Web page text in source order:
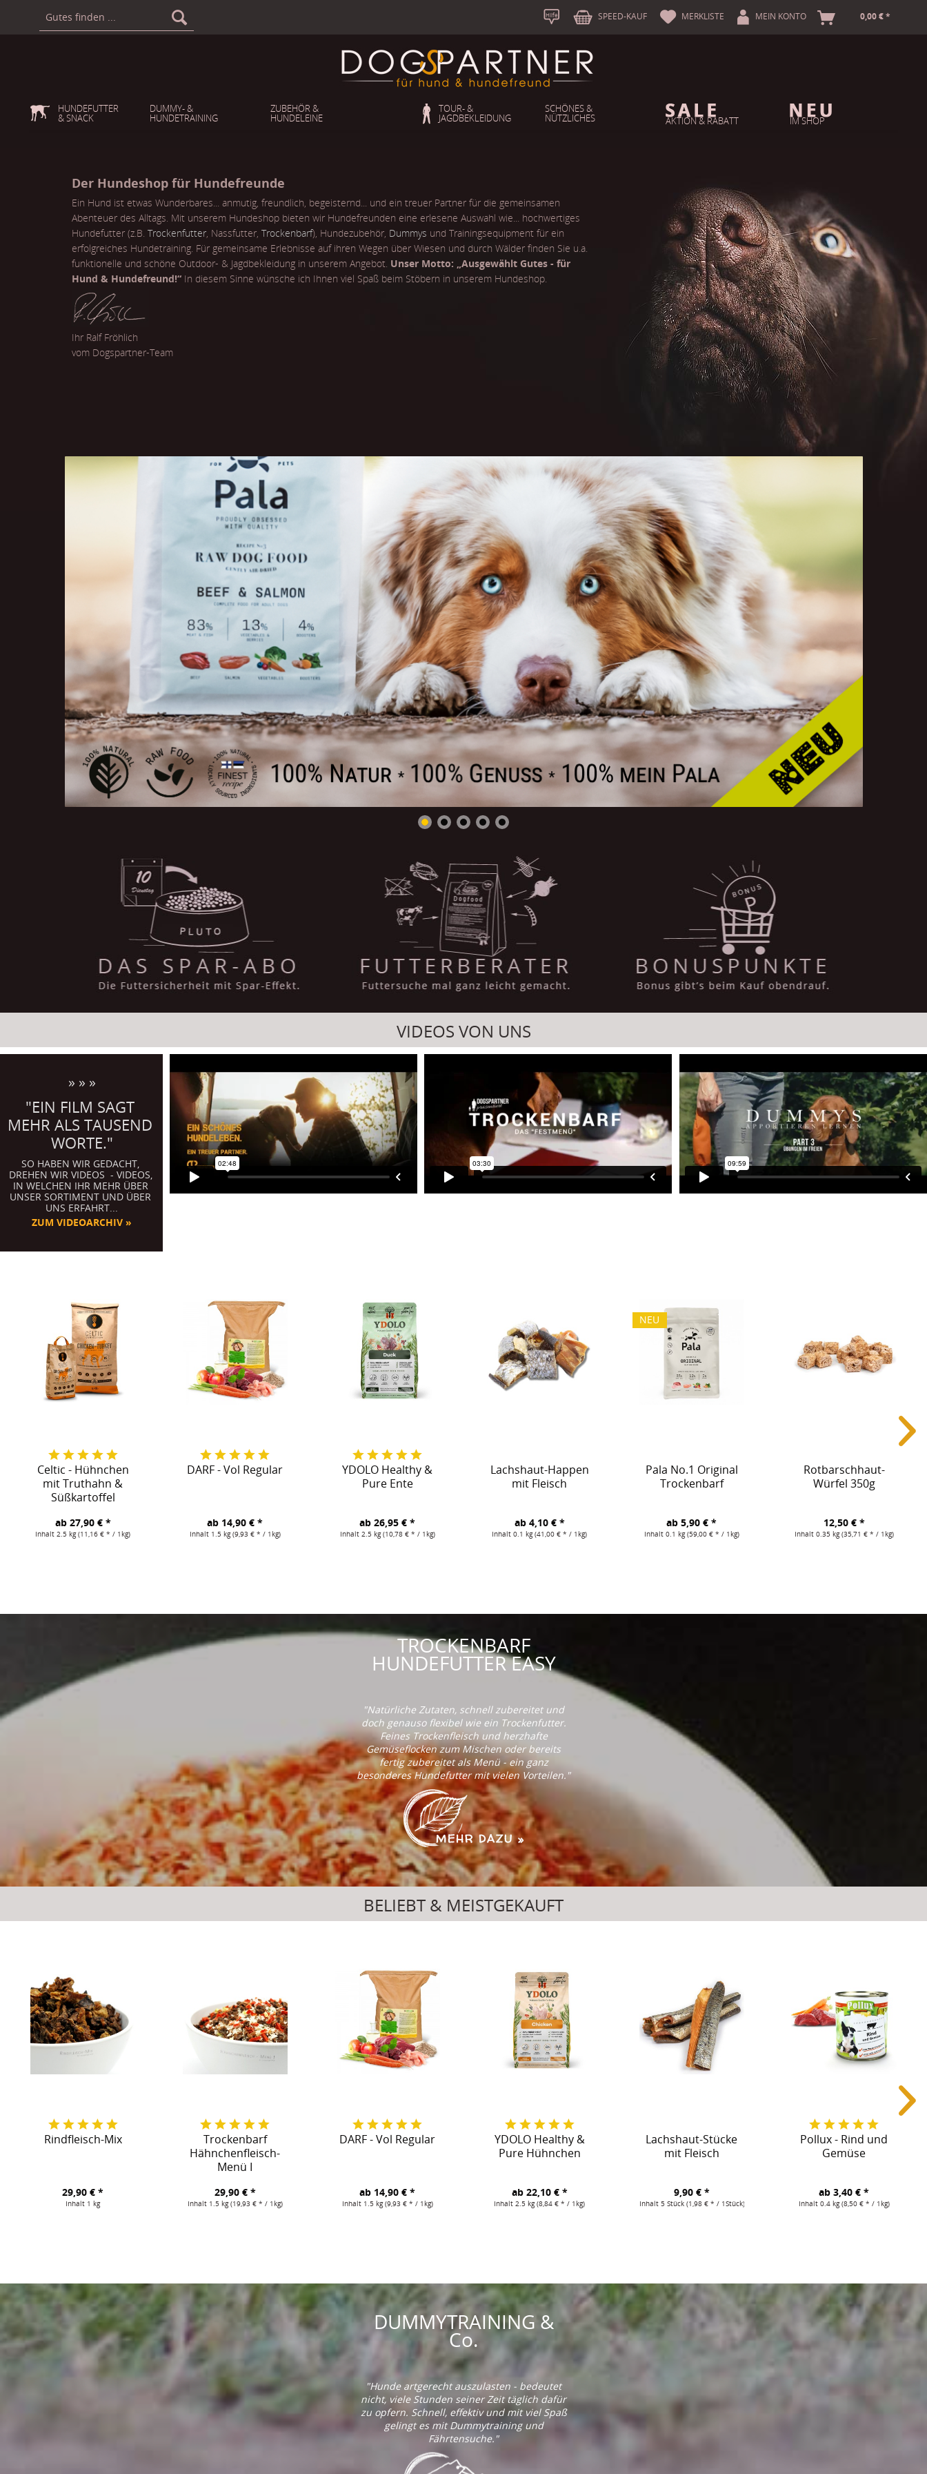
b
Hilfe S SPEED-KAUF MERKLISTE A MEIN KONTO 0,00 € *
HUNDEFUTTER
& SNACK
DUMMY- &
HUNDETRAINING
ZUBEHÖR &
HUNDELEINE
TOUR- &
JAGDBEKLEIDUNG
SCHÖNES &
NÜTZLICHES AKTION & RABATT IM SHOP
Der Hundeshop für Hundefreunde
Ein Hund ist etwas Wunderbares... anmutig, freundlich, begeisternd... und ein treuer Partner für die gemeinsamen
Abenteuer des Alltags. Mit unserem Hundeshop bieten wir Hundefreunden eine erlesene Auswahl wie... hochwertiges
Hundefutter (z.B. Trockenfutter, Nassfutter, Trockenbarf), Hundezubehör, Dummys und Trainingsequipment für ein
erfolgreiches Hundetraining. Für gemeinsame Erlebnisse auf ihren Wegen über Wiesen und durch Wälder finden Sie u.a.
funktionelle und schöne Outdoor- & Jagdbekleidung in unserem Angebot. Unser Motto: „Ausgewählt Gutes - für
Hund & Hundefreund!“In diesem Sinne wünsche ich Ihnen viel Spaß beim Stöbern in unserem Hundeshop.
Ihr Ralf Fröhlich
vom Dogspartner-Team
VIDEOS VON UNS
» » »
"EIN FILM SAGT
MEHR ALS TAUSEND
WORTE."
SO HABEN WIR GEDACHT,
DREHEN WIR VIDEOS  - VIDEOS,
IN WELCHEN IHR MEHR ÜBER
UNSER SORTIMENT UND ÜBER
UNS ERFAHRT...
ZUM VIDEOARCHIV »
Celtic - Hühnchen
mit Truthahn &
Süßkartoffel
Inhalt2.5 kg(11,16 € * / 1kg)
ab 27,90 € *
DARF - Vol Regular
Inhalt 1.5 kg(9,93 € * / 1kg)
ab 14,90 € *
YDOLO Healthy &
Pure Ente
Inhalt 2.5 kg(10,78 € * / 1kg)
ab 26,95 € *
Lachshaut-Happen
mit Fleisch
Inhalt0.1 kg(41,00 € * / 1kg)
ab 4,10 € *
NEU
Pala No.1 Original
Trockenbarf
Inhalt 0.1 kg(59,00 € * / 1kg)
ab 5,90 € *
Rotbarschhaut-
Würfel 350g
Inhalt 0.35 kg(35,71 € * / 1kg)
12,50 € *
TROCKENBARF
HUNDEFUTTER EASY
"Natürliche Zutaten, schnell zubereitet und
doch genauso flexibel wie ein Trockenfutter.
Feines Trockenfleisch und herzhafte
Gemüseflocken zum Mischen oder bereits
fertig zubereitet als Menü - ein ganz
besonderes Hundefutter mit vielen Vorteilen."
BELIEBT & MEISTGEKAUFT
Rindfleisch-Mix
Inhalt 1 kg
29,90 € *
Trockenbarf
Hähnchenfleisch-
Menü I
Inhalt 1.5 kg(19,93 € * / 1kg)
29,90 € *
DARF - Vol Regular
Inhalt 1.5 kg(9,93 € * / 1kg)
ab 14,90 € *
YDOLO Healthy &
Pure Hühnchen
Inhalt2.5 kg(8,84 € * / 1kg)
ab 22,10 € *
Lachshaut-Stücke
mit Fleisch
Inhalt 5 Stück (1,98 € * / 1Stück)
9,90 € *
Pollux - Rind und
Gemüse
Inhalt 0.4 kg(8,50 € * / 1kg)
ab 3,40 € *
DUMMYTRAINING &
Co.
"Hunde artgerecht auszulasten - bedeutet
nicht, viele Stunden seiner Zeit täglich dafür
zu opfern. Schnell, effektiv und mit viel Spaß
gelingt es mit Dummytraining und
Fährtensuche."